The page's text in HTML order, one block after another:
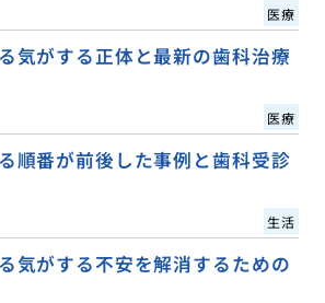
医療
気がする正体と最新の歯科治療
医療
順番が前後した事例と歯科受診
生活
気がする不安を解消するための